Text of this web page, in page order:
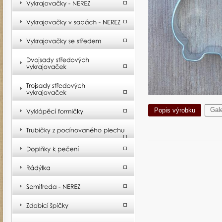
Popis výrobku